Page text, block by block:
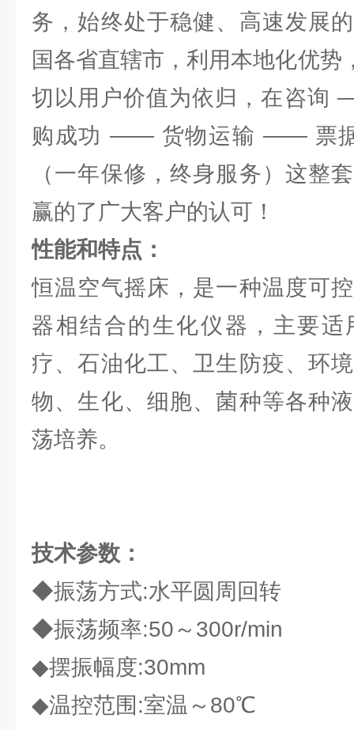
务，始终处于稳健、高速发展
国各省直辖市，利用本地化优势
切以用户价值为依归，在咨
购成功 —— 货物运输 —— 票
（一年保修，终身服务）这整
赢的了广大客户的认可！
性能和特点：
恒温空气摇床，是一种温度可
器相结合的生化仪器，主要
疗、石油化工、卫生防疫、环
物、生化、细胞、菌种等各种
荡培养。
技术参数：
◆振荡方式:水平圆周回转
◆振荡频率:50～300r/min
◆摆振幅度:30mm
◆温控范围:室温～80℃